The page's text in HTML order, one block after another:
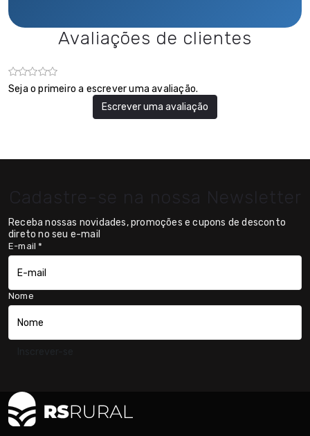
Avaliações de clientes
Seja o primeiro a escrever uma avaliação.
Escrever uma avaliação
Cadastre-se na nossa Newsletter
Receba nossas novidades, promoções e cupons de desconto
direto no seu e-mail
E-mail*
Nome